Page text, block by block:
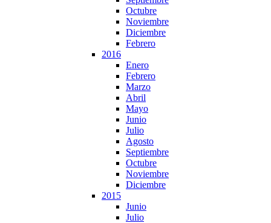
Octubre
Noviembre
Diciembre
Febrero
2016
Enero
Febrero
Marzo
Abril
Mayo
Junio
Julio
Agosto
Septiembre
Octubre
Noviembre
Diciembre
2015
Junio
Julio